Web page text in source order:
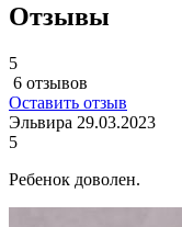
Отзывы
5
6 отзывов
Оставить отзыв
Эльвира 29.03.2023
5
Ребенок доволен.